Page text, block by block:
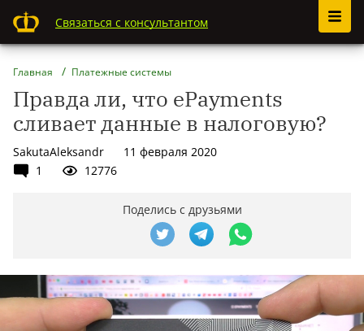
Связаться с консультантом
Главная Платежные системы
Правда ли, что ePayments
сливает данные в налоговую?
SakutaAleksandr
11 февраля 2020
1
12776
Поделись с друзьями